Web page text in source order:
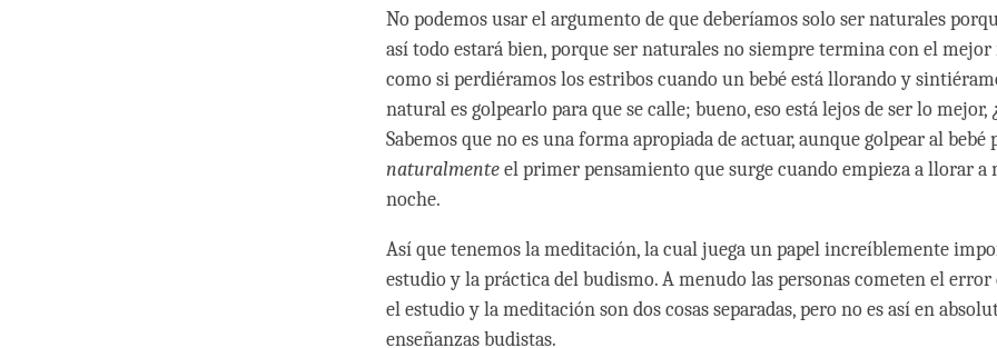
No podemos usar el argumento de que deberíamos solo ser naturales
así todo estará bien, porque ser naturales no siempre termina con el mejor
como si perdiéramos los estribos cuando un bebé está llorando y
natural es golpearlo para que se calle; bueno, eso está lejos de ser lo mejor,
Sabemos que no es una forma apropiada de actuar, aunque golpear al bebé
naturalmenteel primer pensamiento que surge cuando empieza a llorar a
noche.
Así que tenemos la meditación, la cual juega un papel increíblemente
estudio y la práctica del budismo. A menudo las personas cometen el error
el estudio y la meditación son dos cosas separadas, pero no es así en
enseñanzas budistas.